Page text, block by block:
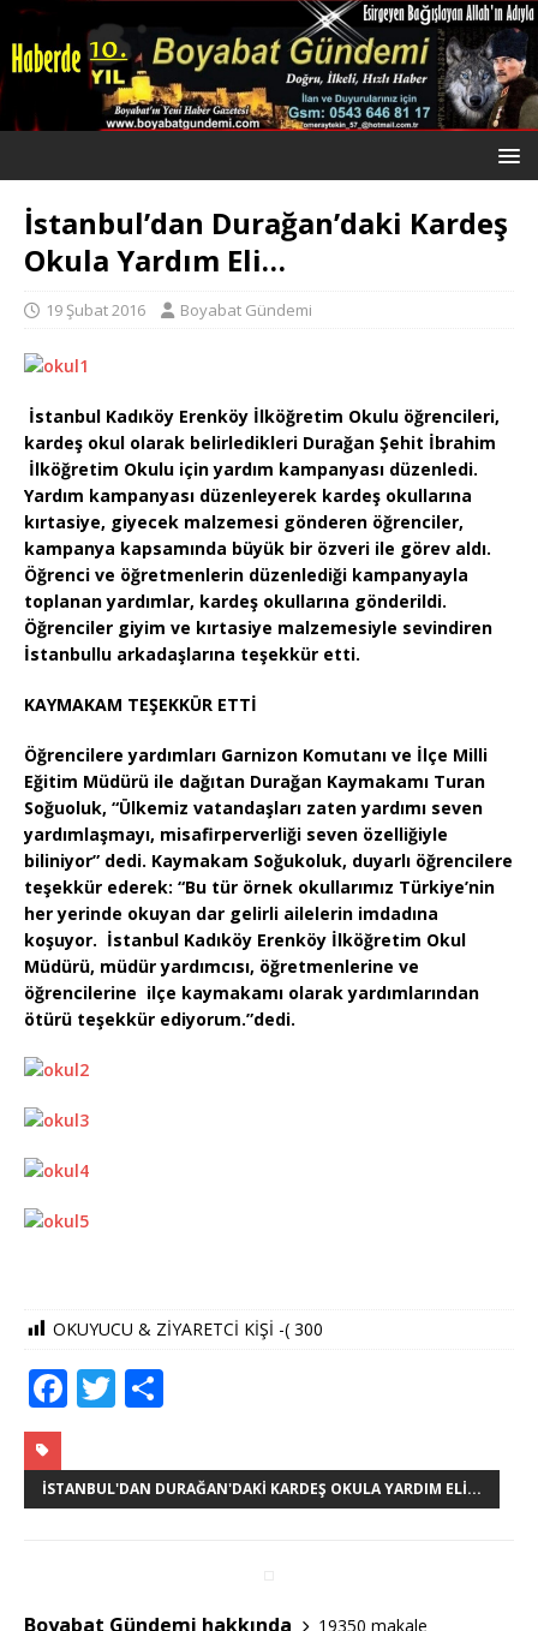
İstanbul’dan Durağan’daki Kardeş
Okula Yardım Eli…
19 Şubat 2016 Boyabat Gündemi
İstanbul Kadıköy Erenköy İlköğretim Okulu öğrencileri,
kardeş okul olarak belirledikleri Durağan Şehit İbrahim
İlköğretim Okulu için yardım kampanyası düzenledi.
Yardım kampanyası düzenleyerek kardeş okullarına
kırtasiye, giyecek malzemesi gönderen öğrenciler,
kampanya kapsamında büyük bir özveri ile görev aldı.
Öğrenci ve öğretmenlerin düzenlediği kampanyayla
toplanan yardımlar, kardeş okullarına gönderildi.
Öğrenciler giyim ve kırtasiye malzemesiyle sevindiren
İstanbullu arkadaşlarına teşekkür etti.
KAYMAKAM TEŞEKKÜR ETTİ
Öğrencilere yardımları Garnizon Komutanı ve İlçe Milli
Eğitim Müdürü ile dağıtan Durağan Kaymakamı Turan
Soğuoluk, “Ülkemiz vatandaşları zaten yardımı seven
yardımlaşmayı, misafirperverliği seven özelliğiyle
biliniyor” dedi. Kaymakam Soğukoluk, duyarlı öğrencilere
teşekkür ederek: “Bu tür örnek okullarımız Türkiye’nin
her yerinde okuyan dar gelirli ailelerin imdadına
koşuyor. İstanbul Kadıköy Erenköy İlköğretim Okul
Müdürü, müdür yardımcısı, öğretmenlerine ve
öğrencilerine ilçe kaymakamı olarak yardımlarından
ötürü teşekkür ediyorum.”dedi.
OKUYUCU & ZİYARETCİ KİŞİ -( 300
F
c
e
o
T
it
te
ar
e
İSTANBUL'DAN DURAĞAN'DAKI KARDEŞ OKULA YARDIM ELI...
Boyabat Gündemi hakkında
19350 makale